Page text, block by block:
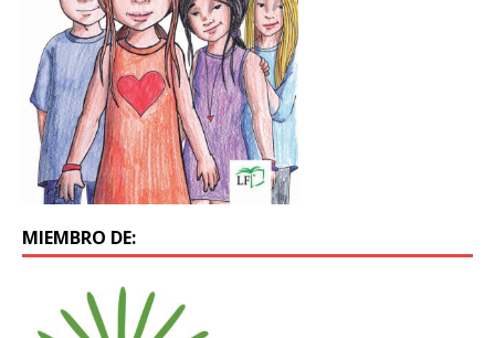
MIEMBRO DE: